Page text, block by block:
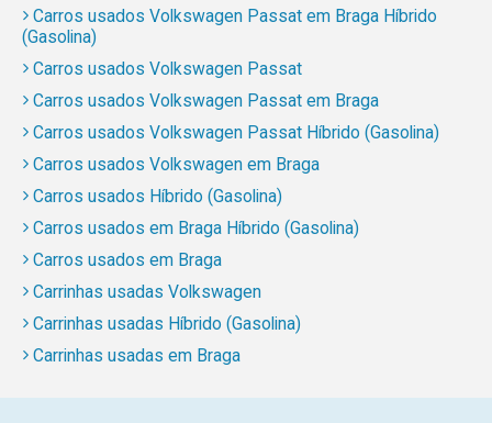
Carros usados Volkswagen Passat em Braga Híbrido
(Gasolina)
Carros usados Volkswagen Passat
Carros usados Volkswagen Passat em Braga
Carros usados Volkswagen Passat Híbrido (Gasolina)
Carros usados Volkswagen em Braga
Carros usados Híbrido (Gasolina)
Carros usados em Braga Híbrido (Gasolina)
Carros usados em Braga
Carrinhas usadas Volkswagen
Carrinhas usadas Híbrido (Gasolina)
Carrinhas usadas em Braga